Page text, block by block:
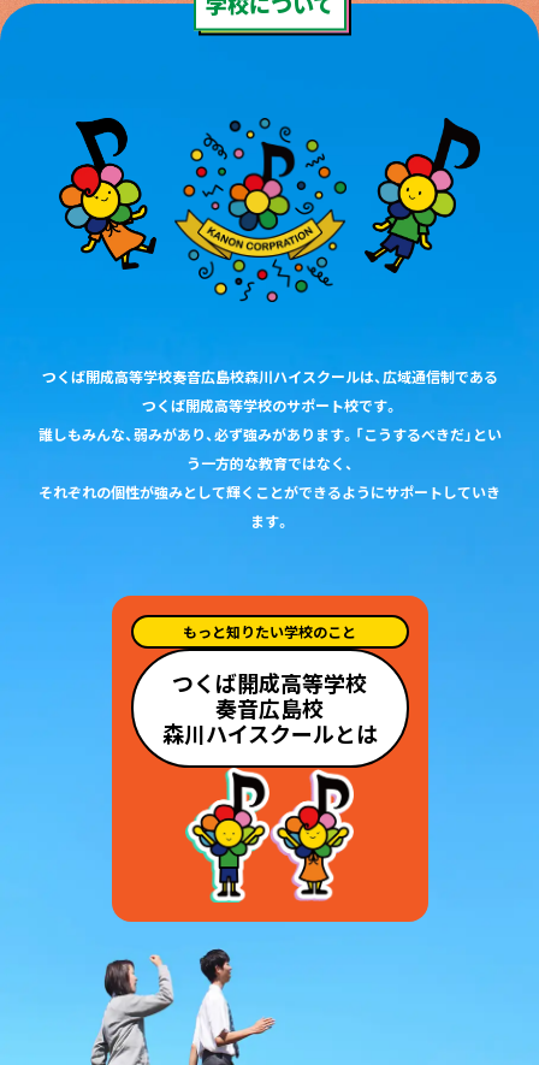
つくば開成高等学校奏音広島校森川ハイスクールは、広域通信制である
つくば開成高等学校のサポート校です。
誰しもみんな、弱みがあり、必ず強みがあります。「こうするべきだ」とい
う一方的な教育ではなく、
それぞれの個性が強みとして輝くことができるようにサポートしていき
ます。
もっと知りたい学校のこと
つくば開成高等学校
奏音広島校
森川ハイスクールとは